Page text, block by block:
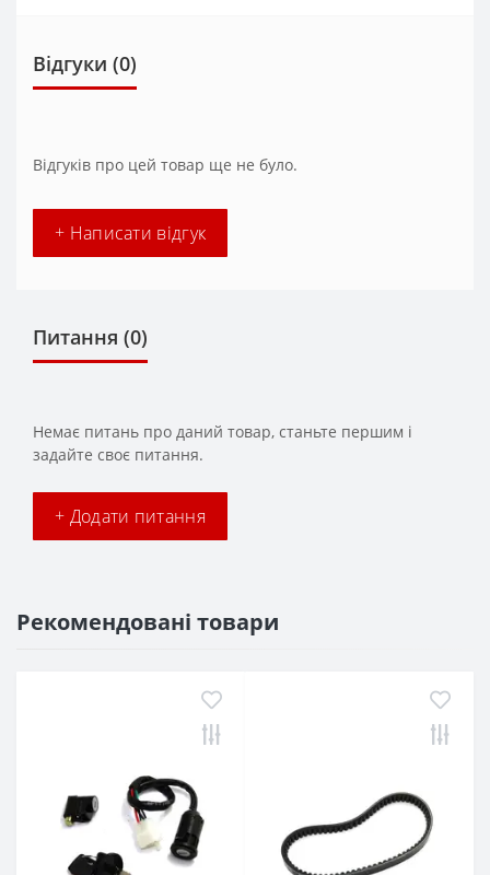
Відгуки (0)
Відгуків про цей товар ще не було.
+ Написати відгук
Питання (0)
Немає питань про даний товар, станьте першим і
задайте своє питання.
+ Додати питання
Рекомендовані товари